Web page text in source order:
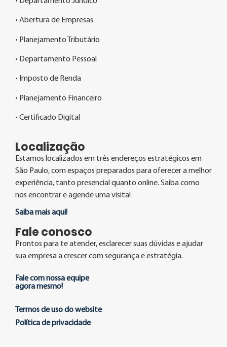
• Abertura de Empresas
• Planejamento Tributário
• Departamento Pessoal
• Imposto de Renda
• Planejamento Financeiro
• Certificado Digital
Localização
Estamos localizados em três endereços estratégicos em
São Paulo, com espaços preparados para oferecer a melhor
experiência, tanto presencial quanto online. Saiba como
nos encontrar e agende uma visita!
Saiba mais aqui!
Fale conosco
Prontos para te atender, esclarecer suas dúvidas e ajudar
sua empresa a crescer com segurança e estratégia.
Fale com nossa equipe
agora mesmo!
Termos de uso do website
Política de privacidade